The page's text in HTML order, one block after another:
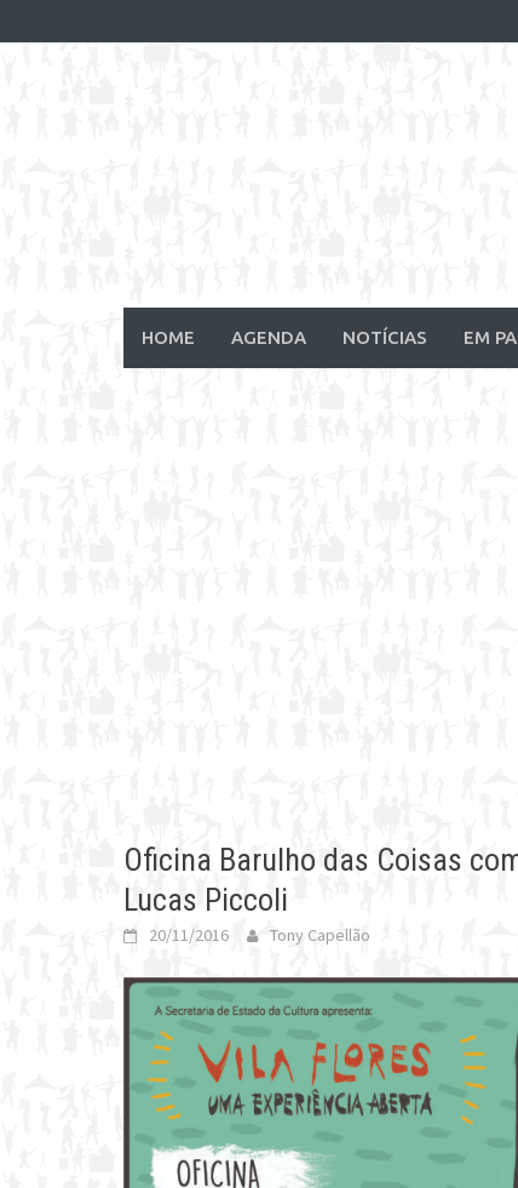
to
HOME AGENDA NOTÍCIAS EM
Oficina Barulho das Coisas
Lucas Piccoli
20/11/2016 Tony Capellão